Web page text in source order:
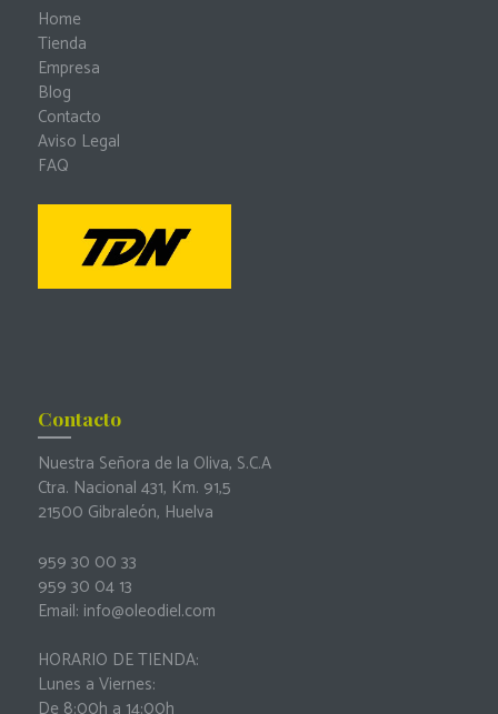
Home
Tienda
Empresa
Blog
Contacto
Aviso Legal
FAQ
Contacto
Nuestra Señora de la Oliva, S.C.A
Ctra. Nacional 431, Km. 91,5
21500 Gibraleón, Huelva
959 30 00 33
959 30 04 13
Email: info@oleodiel.com
HORARIO DE TIENDA:
Lunes a Viernes: